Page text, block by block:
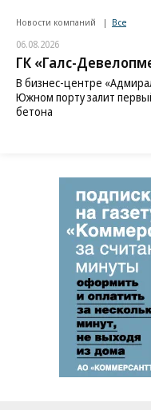
Новости компаний Все
06.08.2026
ГК «Галс-
В бизнес-центре
Южном порту залит
бетона